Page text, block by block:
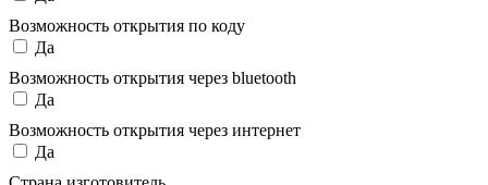
Возможность открытия по коду
Да
Возможность открытия через bluetooth
Да
Возможность открытия через интернет
Да